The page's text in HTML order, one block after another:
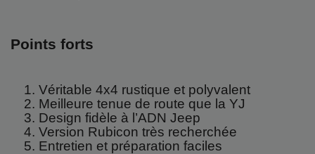
Points forts
Véritable 4x4 rustique et polyvalent
Meilleure tenue de route que la YJ
Design fidèle à l’ADN Jeep
Version Rubicon très recherchée
Entretien et préparation faciles